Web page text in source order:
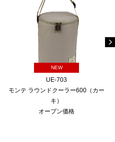
NEW
UE-703
モンテ ラウンドクーラー600（カー
キ）
オープン価格